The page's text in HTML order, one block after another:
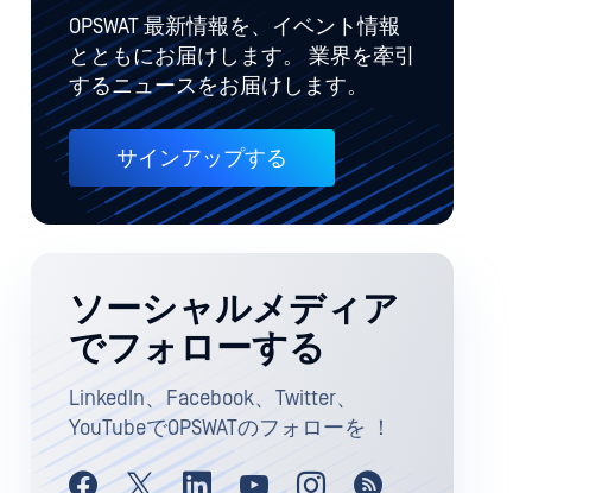
OPSWAT 最新情報を、イベント情報
とともにお届けします。 業界を牽引
するニュースをお届けします。
サインアップする
ソーシャルメディア
でフォローする
LinkedIn、Facebook、Twitter、
YouTubeでOPSWATのフォローを ！